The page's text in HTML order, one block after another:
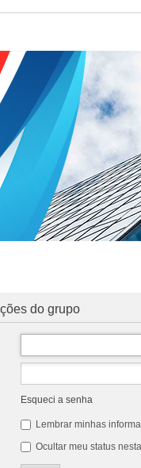
do grupo
Esqueci a senha
Lembrar minhas
Ocultar meu status